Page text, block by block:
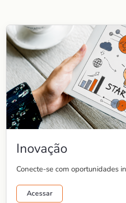
Inovação
Conecte-se com oportunidades
Acessar